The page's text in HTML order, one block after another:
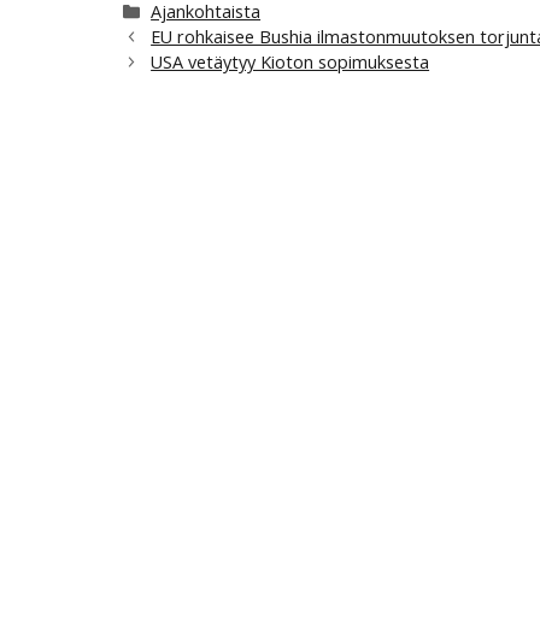
Kategoriat
Ajankohtaista
EU rohkaisee Bushia ilmastonmuutoksen
USA vetäytyy Kioton sopimuksesta